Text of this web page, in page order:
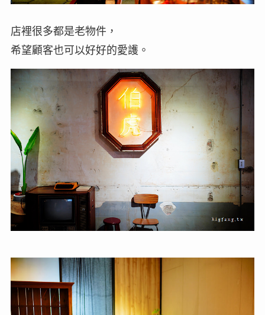
店裡很多都是老物件，
希望顧客也可以好好的愛護。